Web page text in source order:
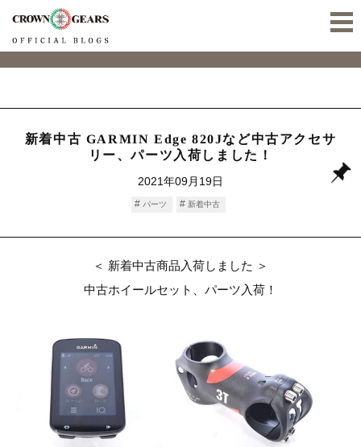
新着中古 GARMIN Edge 820Jなど中古アクセサ
リー、パーツ入荷しました！
2021年09月19日
パーツ 新着中古
＜ 新着中古商品入荷しました ＞
中古ホイールセット、パーツ入荷！